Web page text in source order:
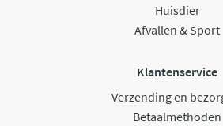
Huisdier
Afvallen & Sport
Klantenservice
Verzending en
Betaalmethoden